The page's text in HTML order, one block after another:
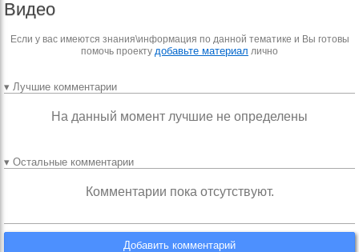
Видео
Если у вас имеются знания\информация по данной тематике и Вы готовы
помочь проекту добавьте материал лично
▾ Лучшие комментарии
На данный момент лучшие не определены
▾ Остальные комментарии
Комментарии пока отсутствуют.
Добавить комментарий